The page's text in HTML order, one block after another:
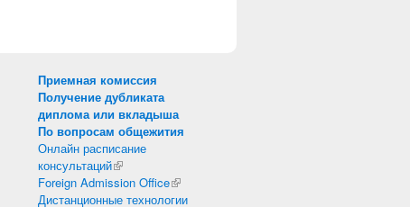
Приемная комиссия
Получение дубликата
диплома или вкладыша
По вопросам общежития
Онлайн расписание
консультаций(внешняя ссылка)
Foreign Admission Office(внешняя ссылка)
Дистанционные технологии